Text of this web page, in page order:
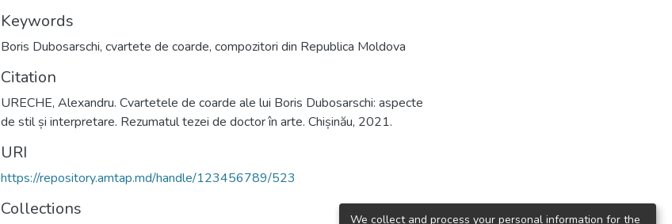
Keywords
Boris Dubosarschi, cvartete de coarde, compozitori din Republica Moldova
Citation
URECHE, Alexandru. Cvartetele de coarde ale lui Boris Dubosarschi: aspecte
de stil și interpretare. Rezumatul tezei de doctor în arte. Chișinău, 2021.
URI
https://repository.amtap.md/handle/123456789/523
Collections
We collect and process your personal information for the